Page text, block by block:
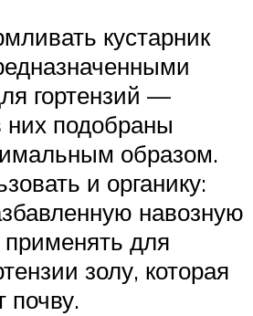
кустарник
гортензий —
подобраны
образом.
и органику:
навозную
для
золу, которая
почву.